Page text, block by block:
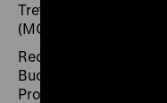
Trefferanzeige auf die
(MCCP) verlinkt.
Recherchehinweis:
Buchstaben eines
Provenienz, Titel,